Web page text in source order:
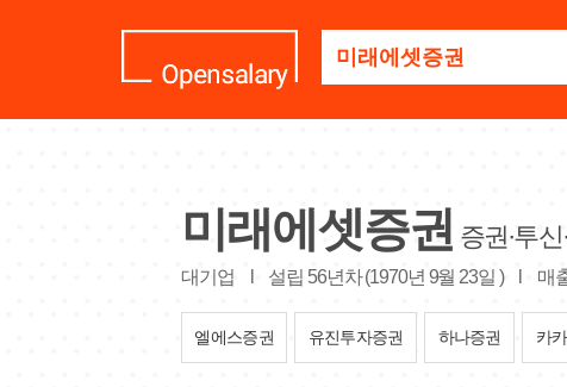
명
세
요
미래에셋증권 증권·투신
대기업 설립 56년차 (1970년 9월 23일 ) 매
엘에스증권 유진투자증권 하나증권 카